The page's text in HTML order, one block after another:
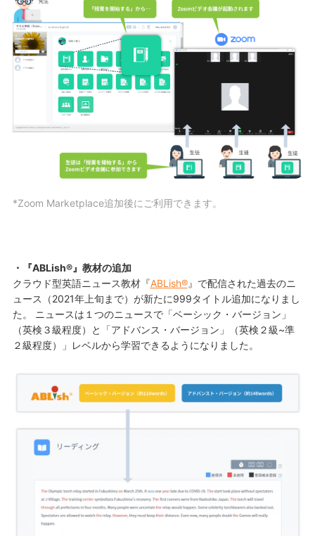
*Zoom Marketplace追加後にご利用できます。
・『ABLish®︎』教材の追加
クラウド型英語ニュース教材『ABLish®︎』で配信された過去のニ
ュース（2021年上旬まで）が新たに999タイトル追加になりまし
た。 ニュースは１つのニュースで「ベーシック・バージョン」
（英検３級程度）と「アドバンス・バージョン」（英検２級~準
２級程度）」レベルから学習できるようになりました。